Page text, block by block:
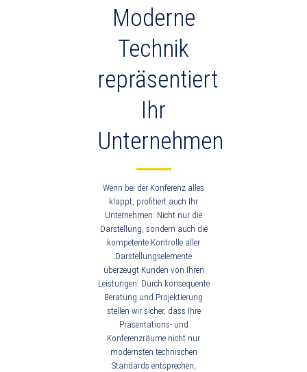
Moderne
Technik
repräsentiert
Ihr
Unternehmen
Wenn bei der Konferenz alles
klappt, profitiert auch Ihr
Unternehmen: Nicht nur die
Darstellung, sondern auch die
kompetente Kontrolle aller
Darstellungselemente
überzeugt Kunden von Ihren
Leistungen. Durch konsequente
Beratung und Projektierung
stellen wir sicher, dass Ihre
Präsentations- und
Konferenzräume nicht nur
modernsten technischen
Standards entsprechen,